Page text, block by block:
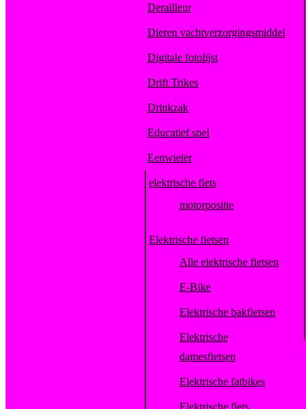
Derailleur
Dieren vachtverzorgingsmiddel
Digitale fotolijst
Drift Trikes
Drinkzak
Educatief spel
Eenwieler
elektrische fiets
motorpositie
Elektrische fietsen
Alle elektrische fietsen
E-Bike
Elektrische bakfietsen
Elektrische
damesfietsen
Elektrische fatbikes
Elektrische fiets